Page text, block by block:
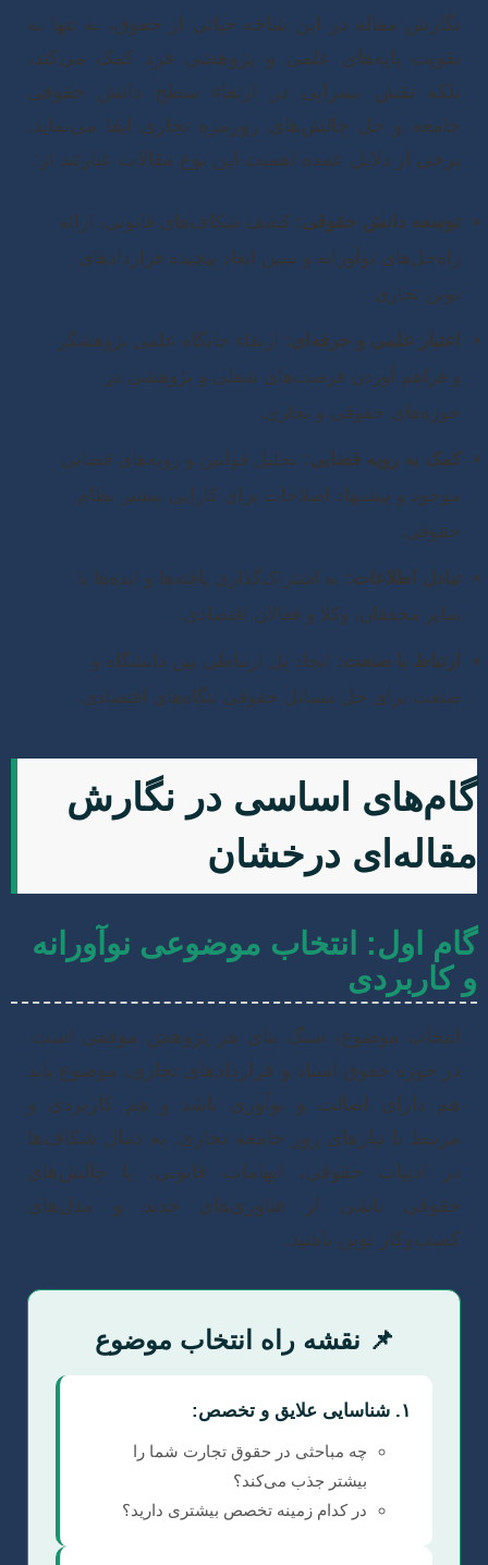
مقاله در این شاخه حیاتی از حقوق، نه تنها به
پایه‌های علمی و پژوهشی فرد کمک می‌کند،
نقش بسزایی در ارتقاء سطح دانش حقوقی
و حل چالش‌های روزمره تجاری ایفا می‌نماید.
از دلایل عمده اهمیت این نوع مقالات عبارتند از:
دانش حقوقی:کشف شکاف‌های قانونی، ارائه
نوآورانه و تبیین ابعاد پیچیده قراردادهای
تجاری.
علمی و حرفه‌ای:ارتقاء جایگاه علمی پژوهشگر
فراهم آوردن فرصت‌های شغلی و پژوهشی در
حقوقی و تجاری.
به رویه قضایی:تحلیل قوانین و رویه‌های قضایی
و پیشنهاد اصلاحات برای کارایی بیشتر نظام
اطلاعات:به اشتراک‌گذاری یافته‌ها و ایده‌ها با
محققان، وکلا و فعالان اقتصادی.
با صنعت:ایجاد پل ارتباطی بین دانشگاه و
برای حل مسائل حقوقی بنگاه‌های اقتصادی.
اساسی در نگارش
درخشان
اول: انتخاب موضوعی نوآورانه
موضوع، سنگ بنای هر پژوهش موفقی است.
حوزه حقوق اسناد و قراردادهای تجاری، موضوع باید
دارای اصالت و نوآوری باشد و هم کاربردی و
با نیازهای روز جامعه تجاری. به دنبال شکاف‌ها
ادبیات حقوقی، ابهامات قانونی، یا چالش‌های
ناشی از فناوری‌های جدید و مدل‌های
نوین باشید.
📌 نقشه راه انتخاب موضوع
چه مباحثی در حقوق تجارت شما را
بیشتر جذب می‌کند؟
در کدام زمینه تخصص بیشتری دارید؟